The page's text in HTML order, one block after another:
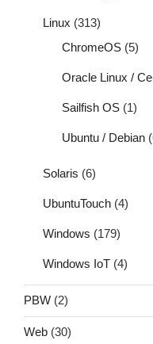
Linux (313)
ChromeOS (5)
Oracle Linux /
Sailfish OS (1)
Ubuntu / Debian
Solaris (6)
UbuntuTouch (4)
Windows (179)
Windows IoT (4)
PBW (2)
Web (30)